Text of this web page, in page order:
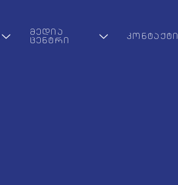
ᲛᲔᲓᲘᲐ
ᲪᲔᲜᲢᲠᲘ
ᲙᲝᲜᲢᲐᲥᲢᲘ